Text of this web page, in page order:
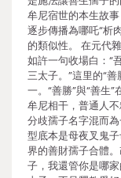
牟尼宿世的本生故
逐步傳播為哪吒“析
的類似性。 在元代
如許一句收場白：“
三太子。”這里的“
一。“善勝”與“善生
牟尼相干，普通人
分歧孺子名字混而
型底本是母夜叉鬼
界的善財孺子合體
子，我還管你是哪